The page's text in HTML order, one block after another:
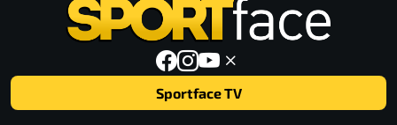
Sportface TV